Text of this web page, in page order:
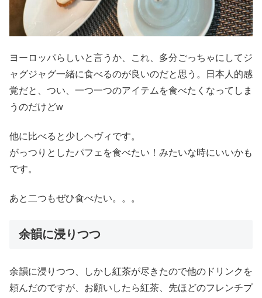
ヨーロッパらしいと言うか、これ、多分ごっちゃにしてジ
ャグジャグ一緒に食べるのが良いのだと思う。日本人的感
覚だと、つい、一つ一つのアイテムを食べたくなってしま
うのだけどw
他に比べると少しヘヴィです。
がっつりとしたパフェを食べたい！みたいな時にいいかも
です。
あと二つもぜひ食べたい。。。
余韻に浸りつつ
余韻に浸りつつ、しかし紅茶が尽きたので他のドリンクを
頼んだのですが、お願いしたら紅茶、先ほどのフレンチプ